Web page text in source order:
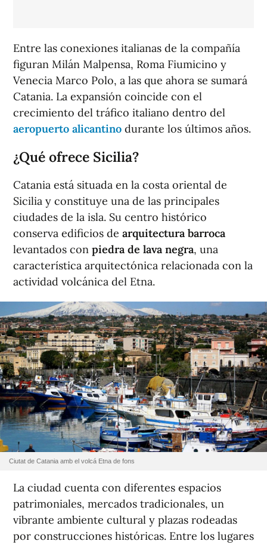
Entre las conexiones italianas de la compañía
figuran Milán Malpensa, Roma Fiumicino y
Venecia Marco Polo, a las que ahora se sumará
Catania. La expansión coincide con el
crecimiento del tráfico italiano dentro del
aeropuerto alicantino durante los últimos años.
¿Qué ofrece Sicilia?
Catania está situada en la costa oriental de
Sicilia y constituye una de las principales
ciudades de la isla. Su centro histórico
conserva edificios de arquitectura barroca
levantados con piedra de lava negra, una
característica arquitectónica relacionada con la
actividad volcánica del Etna.
Ciutat de Catania amb el volcá Etna de fons
La ciudad cuenta con diferentes espacios
patrimoniales, mercados tradicionales, un
vibrante ambiente cultural y plazas rodeadas
por construcciones históricas. Entre los lugares